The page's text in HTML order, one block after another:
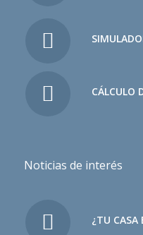
CÁLCULO
Noticias de interés
¿TU CASA